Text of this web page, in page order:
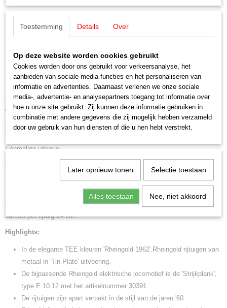
4001883408521
Productcode leverancier
40852
Schaal
Staat
Märklin 40852 Set TEE – Rheingold
MHI Model
Vier vier-assige TEE rijtuigen van verschillende modellen van de
TEE afdelingsrijtuig Ap4üm-62, eerste klas. Eén TEE restauratierijtuig
WR4üm-64, eerste klas. Eén TEE panoramarijtuig AD4üm-62, eerste
klas.Eén TEE afdelingsrijtuig Av4üm-62, eerste klas. Modellen zoals in
gebruik omstreeks 1962.
Eénmalige uitgave
Met opgedrukte koersborden. Met verschillende rijtuignummers. Eén
afdelingsrijtuig is standaard voorzien van ingebouwde sluitlichten. Elk
rijtuig individueel verpakt in het bekende kartonnen doosje dat lijkt op de
oorspronkelijke verpakking. Met extra doos voor de set. Lengte over de
buffers per rijtuig 24 cm.
Highlights:
In de elegante TEE kleuren 'Rheingold 1962'.Rheingold rijtuigen van
metaal in 'Tin Plate' uitvoering.
De bijpassende Rheingold elektrische locomotief is de 'Strijkplank',
type E 10.12 met het artikelnummer 30391.
De rijtuigen zijn apart verpakt in de stijl van de jaren '60.
Toestemming Details Over
Op deze website worden cookies gebruikt
Cookies worden door ons gebruikt voor verkeersanalyse, het
aanbieden van sociale media-functies en het personaliseren van
informatie en advertenties. Daarnaast verlenen we onze sociale
media-, advertentie- en analysepartners toegang tot informatie over
hoe u onze site gebruikt. Zij kunnen deze informatie gebruiken in
combinatie met andere gegevens die zij mogelijk hebben verzameld
door uw gebruik van hun diensten of die u hen hebt verstrekt.
Later opnieuw tonen Selectie toestaan
Alles toestaan Nee, niet akkoord